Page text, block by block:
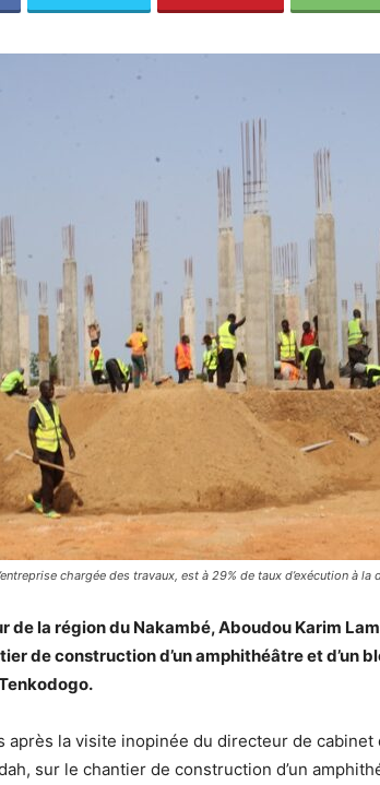
chargée des travaux, est à 29% de taux d’exécution à
de la région du Nakambé, Aboudou Karim
de construction d’un amphithéâtre et d’un
après la visite inopinée du directeur de
sur le chantier de construction d’un